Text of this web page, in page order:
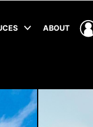
ABOUT